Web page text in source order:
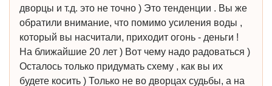
дворцы и т.д. это не точно ) Это тенденции . Вы же
обратили внимание, что помимо усиления воды ,
который вы насчитали, приходит огонь - деньги !
На ближайшие 20 лет ) Вот чему надо радоваться )
Осталось только придумать схему , как вы их
будете косить ) Только не во дворцах судьбы, а на